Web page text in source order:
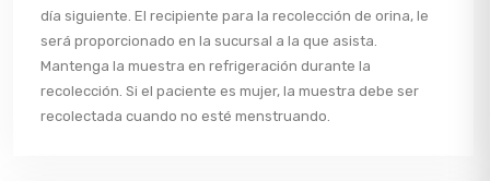
día siguiente. El recipiente para la recolección de orina, le
será proporcionado en la sucursal a la que asista.
Mantenga la muestra en refrigeración durante la
recolección. Si el paciente es mujer, la muestra debe ser
recolectada cuando no esté menstruando.